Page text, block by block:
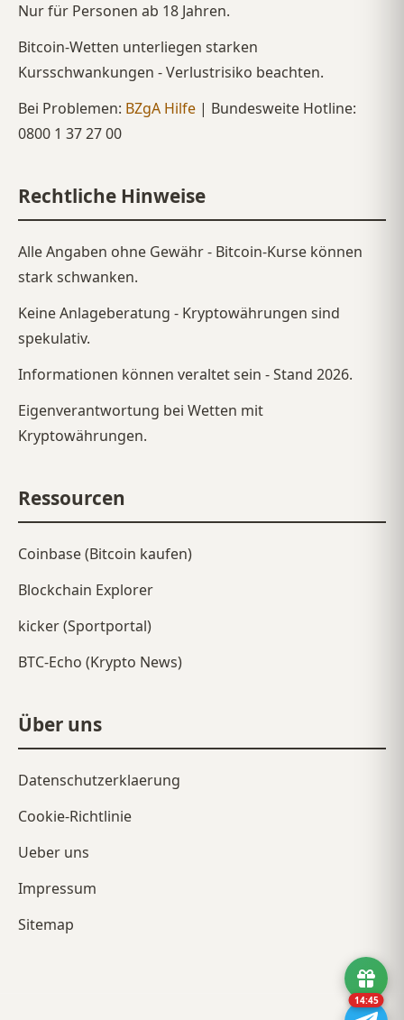
Nur für Personen ab 18 Jahren.
Bitcoin-Wetten unterliegen starken
Kursschwankungen - Verlustrisiko beachten.
Bei Problemen: BZgA Hilfe | Bundesweite Hotline:
0800 1 37 27 00
Rechtliche Hinweise
Alle Angaben ohne Gewähr - Bitcoin-Kurse können
stark schwanken.
Keine Anlageberatung - Kryptowährungen sind
spekulativ.
Informationen können veraltet sein - Stand 2026.
Eigenverantwortung bei Wetten mit
Kryptowährungen.
Ressourcen
Coinbase (Bitcoin kaufen)
Blockchain Explorer
kicker (Sportportal)
BTC-Echo (Krypto News)
Über uns
Datenschutzerklaerung
Cookie-Richtlinie
Ueber uns
Impressum
Sitemap
14:45